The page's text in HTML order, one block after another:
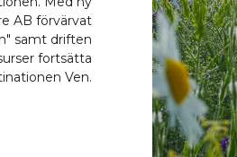
AB förvärvat
samt driften
fortsätta
Ven.